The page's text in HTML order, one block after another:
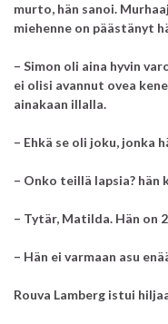
murto, hän sanoi.
miehenne on päästänyt
– Simon oli aina hyvin
ei olisi avannut ovea
ainakaan illalla.
– Ehkä se oli joku, jonka
– Onko teillä lapsia? hän
– Tytär, Matilda. Hän on
– Hän ei varmaan asu
Rouva Lamberg istui